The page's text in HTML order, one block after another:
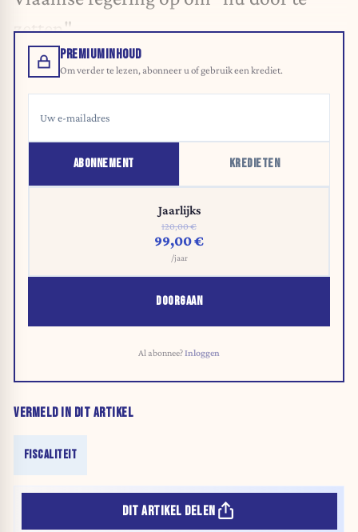
zetten".
PREMIUMINHOUD
Om verder te lezen, abonneer u of gebruik een krediet.
ABONNEMENT KREDIETEN
Jaarlijks
120,00 €
99,00 €
/jaar
DOORGAAN
Al abonnee?Inloggen
VERMELD IN DIT ARTIKEL
FISCALITEIT
DIT ARTIKEL DELEN